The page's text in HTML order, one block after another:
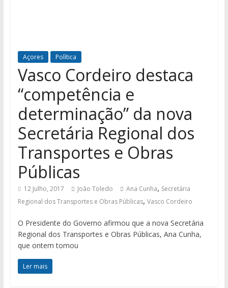
Açores Política
Vasco Cordeiro destaca
“competência e
determinação” da nova
Secretária Regional dos
Transportes e Obras
Públicas
12 Julho, 2017 João Toledo Ana Cunha, Secretária
Regional dos Transportes e Obras Públicas, Vasco Cordeiro
O Presidente do Governo afirmou que a nova Secretária
Regional dos Transportes e Obras Públicas, Ana Cunha,
que ontem tomou
Ler mais